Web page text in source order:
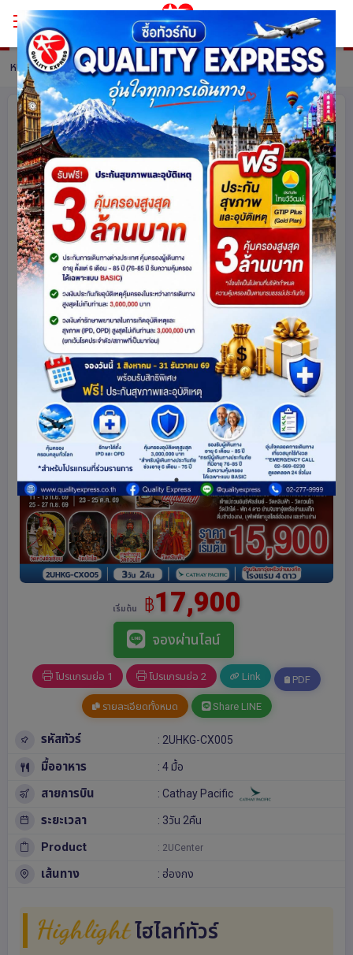
หน้าหลัก ทัวร์ Hong Kong รายละเอียดทัวร์
HONGKONG ไหว้พระ 9 วัด นั่งกระเช้า
นองปิง 3 วัน 2 คืน โดยสายการบิน
Cathay Pacific (CX)
ฮ่องกง 6747 share
ดูโปรแกรมทัวร์ รหัสโปรแกรม :15832
เริ่มต้น ฿17,900
จองผ่านไลน์
โปรแกรมย่อ 1 โปรแกรมย่อ 2 Link PDF
รายละเอียดทั้งหมด Share LINE
รหัสทัวร์ : 2UHKG-CX005
มื้ออาหาร : 4 มื้อ
สายการบิน : Cathay Pacific
ระยะเวลา : 3วัน 2คืน
Product : 2UCenter
เส้นทาง : ฮ่องกง
Highlight ไฮไลท์ทัวร์